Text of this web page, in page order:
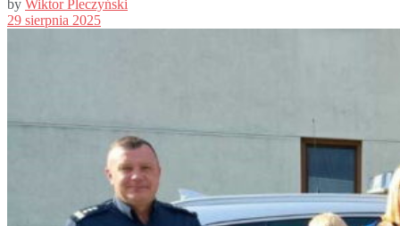
by Wiktor Pleczyński
29 sierpnia 2025